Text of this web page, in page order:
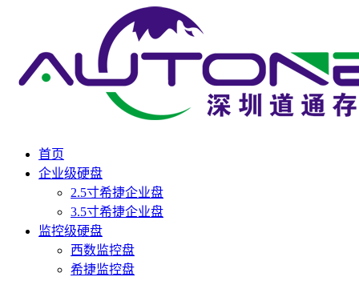
首页
企业级硬盘
2.5寸希捷企业盘
3.5寸希捷企业盘
监控级硬盘
西数监控盘
希捷监控盘